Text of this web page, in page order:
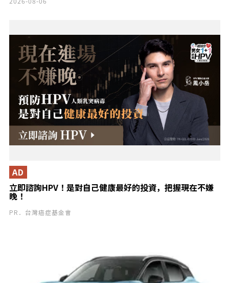
立即諮詢HPV！是對自己健康最好的投資，把握現在不嫌
晚！
AD
PR．台灣癌症基金會